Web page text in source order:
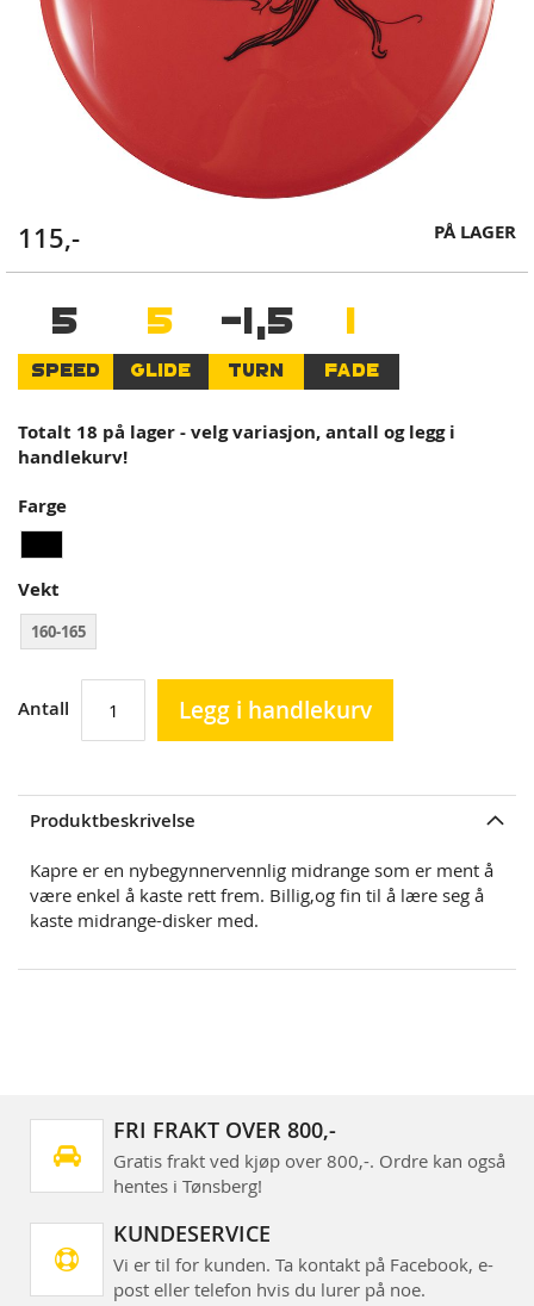
Skip
to
the
beginning
the
images
115,- PÅ LAGER
5
SPEED
5
GLIDE
-1,5
TURN
1
FADE
Totalt 18 på lager - velg variasjon, antall og legg i
handlekurv!
Farge
Vekt
160-165
Antall Legg i handlekurv
Produktbeskrivelse
Kapre er en nybegynnervennlig midrange som er ment å
være enkel å kaste rett frem. Billig,og fin til å lære seg å
kaste midrange-disker med.
FRI FRAKT OVER 800,-
Gratis frakt ved kjøp over 800,-. Ordre kan også
hentes i Tønsberg!
KUNDESERVICE
Vi er til for kunden. Ta kontakt på Facebook, e-
post eller telefon hvis du lurer på noe.